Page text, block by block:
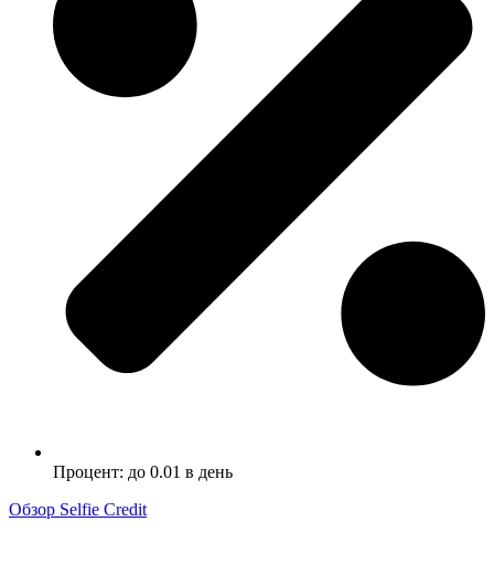
Процент: до 0.01 в день
Обзор Selfie Credit